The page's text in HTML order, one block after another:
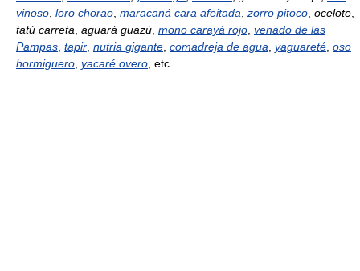
vinoso loro chorao maracaná cara afeitada zorro pitoco ocelote
tatú carreta aguará guazú mono carayá rojo venado de las
Pampas tapir nutria gigante comadreja de agua yaguareté oso
hormiguero yacaré overo , etc.